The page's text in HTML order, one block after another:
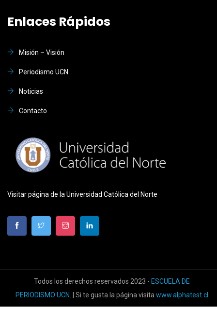
Enlaces Rápidos
Misión – Visión
Periodismo UCN
Noticias
Contacto
Visitar página de la Universidad Católica del Norte
Todos los derechos reservados 2023 - ESCUELA DE
PERIODISMO UCN . | Si te gusta la página visita www.alphatest.cl